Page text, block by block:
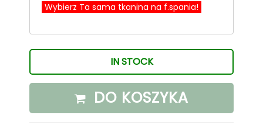
Wybierz Ta sama tkanina na f.spania!
IN STOCK
DO KOSZYKA